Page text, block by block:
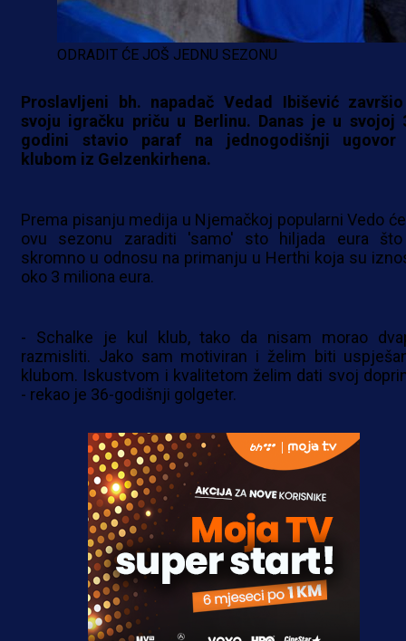
ODRADIT ĆE JOŠ JEDNU SEZONU
Proslavljeni bh. napadač Vedad Ibišević
svoju igračku priču u Berlinu. Danas je u svojoj
godini stavio paraf na jednogodišnji ugovor
klubom iz Gelzenkirhena.
Prema pisanju medija u Njemačkoj popularni Vedo
ovu sezonu zaraditi 'samo' sto hiljada eura
skromno u odnosu na primanju u Herthi koja su
oko 3 miliona eura.
- Schalke je kul klub, tako da nisam morao
razmisliti. Jako sam motiviran i želim biti
klubom. Iskustvom i kvalitetom želim dati svoj
- rekao je 36-godišnji golgeter.